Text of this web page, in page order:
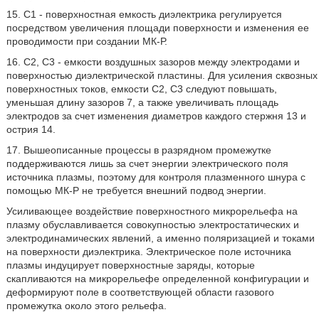
15. С1 - поверхностная емкость диэлектрика регулируется
посредством увеличения площади поверхности и изменения ее
проводимости при создании МК-Р.
16. С2, С3 - емкости воздушных зазоров между электродами и
поверхностью диэлектрической пластины. Для усиления сквозных
поверхностных токов, емкости С2, С3 следуют повышать,
уменьшая длину зазоров 7, а также увеличивать площадь
электродов за счет изменения диаметров каждого стержня 13 и
острия 14.
17. Вышеописанные процессы в разрядном промежутке
поддерживаются лишь за счет энергии электрического поля
источника плазмы, поэтому для контроля плазменного шнура с
помощью МК-Р не требуется внешний подвод энергии.
Усиливающее воздействие поверхностного микрорельефа на
плазму обуславливается совокупностью электростатических и
электродинамических явлений, а именно поляризацией и токами
на поверхности диэлектрика. Электрическое поле источника
плазмы индуцирует поверхностные заряды, которые
скапливаются на микрорельефе определенной конфигурации и
деформируют поле в соответствующей области газового
промежутка около этого рельефа.